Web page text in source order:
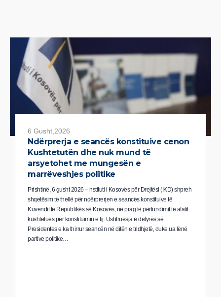
6 Gusht,2026
Ndërprerja e seancës konstituive cenon
Kushtetutën dhe nuk mund të
arsyetohet me mungesën e
marrëveshjes politike
Prishtinë, 6 gusht 2026 – nstituti i Kosovës për Drejtësi (IKD) shpreh
shqetësim të thellë për ndërprerjen e seancës konstituive të
Kuvendit të Republikës së Kosovës, në prag të përfundimit të afatit
kushtetues për konstituimin e tij. Ushtruesja e detyrës së
Presidentes e ka thirrur seancën në ditën e tridhjetë, duke ua lënë
partive politike…